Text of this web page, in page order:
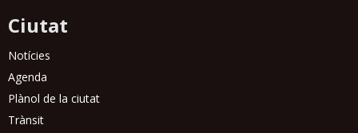
Ciutat
Notícies
Agenda
Plànol de la ciutat
Trànsit